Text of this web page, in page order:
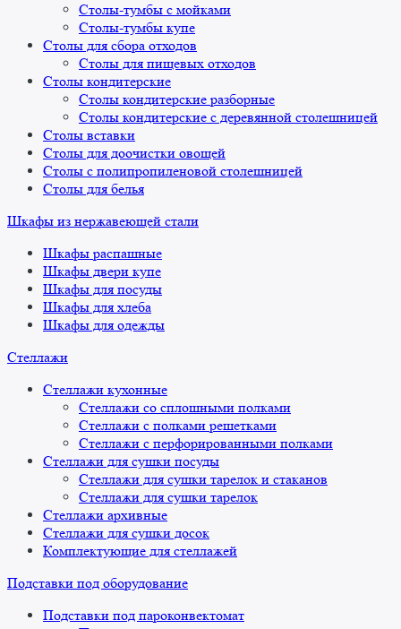
Столы-тумбы с мойками
Столы-тумбы купе
Столы для сбора отходов
Столы для пищевых отходов
Столы кондитерские
Столы кондитерские разборные
Столы кондитерские с деревянной столешницей
Столы вставки
Столы для доочистки овощей
Столы с полипропиленовой столешницей
Столы для белья
Шкафы из нержавеющей стали
Шкафы распашные
Шкафы двери купе
Шкафы для посуды
Шкафы для хлеба
Шкафы для одежды
Стеллажи
Стеллажи кухонные
Стеллажи со сплошными полками
Стеллажи с полками решетками
Стеллажи с перфорированными полками
Стеллажи для сушки посуды
Стеллажи для сушки тарелок и стаканов
Стеллажи для сушки тарелок
Стеллажи архивные
Стеллажи для сушки досок
Комплектующие для стеллажей
Подставки под оборудование
Подставки под пароконвектомат